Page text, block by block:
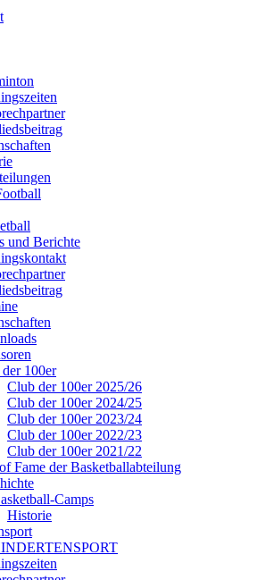
und Berichte
100er
Club der 100er 2025/26
Club der 100er 2024/25
Club der 100er 2023/24
Club der 100er 2022/23
Club der 100er 2021/22
Fame der Basketballabteilung
Camps
Historie